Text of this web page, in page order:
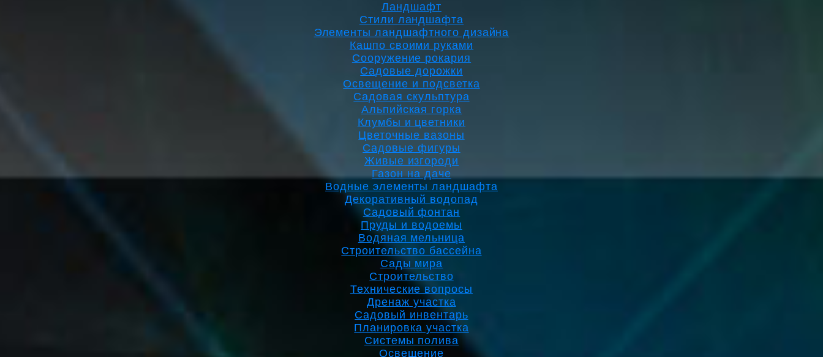
Ландшафт
Стили ландшафта
Элементы ландшафтного дизайна
Кашпо своими руками
Сооружение рокария
Садовые дорожки
Освещение и подсветка
Садовая скульптура
Альпийская горка
Клумбы и цветники
Цветочные вазоны
Садовые фигуры
Живые изгороди
Газон на даче
Водные элементы ландшафта
Декоративный водопад
Садовый фонтан
Пруды и водоемы
Водяная мельница
Строительство бассейна
Сады мира
Строительство
Технические вопросы
Дренаж участка
Садовый инвентарь
Планировка участка
Системы полива
Освещение